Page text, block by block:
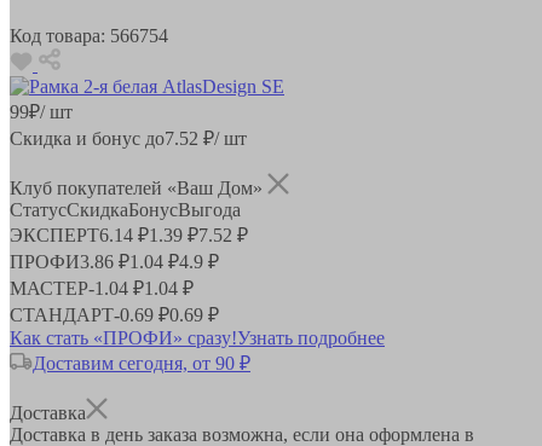
Код товара: 566754
99₽/ шт
Скидка и бонус до7.52 ₽/ шт
Клуб покупателей «Ваш Дом»
СтатусСкидкаБонусВыгода
ЭКСПЕРТ6.14 ₽1.39 ₽7.52 ₽
ПРОФИ3.86 ₽1.04 ₽4.9 ₽
МАСТЕР-1.04 ₽1.04 ₽
СТАНДАРТ-0.69 ₽0.69 ₽
Как стать «ПРОФИ» сразу!Узнать подробнее
Доставим сегодня, от 90 ₽
Доставка
Доставка в день заказа возможна, если она оформлена в